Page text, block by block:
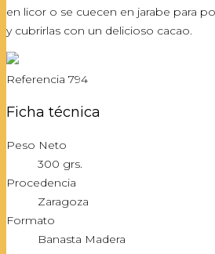
en licor o se cuecen en jarabe para
y cubrirlas con un delicioso cacao.
Referencia 794
Ficha técnica
Peso Neto
300 grs.
Procedencia
Zaragoza
Formato
Banasta Madera